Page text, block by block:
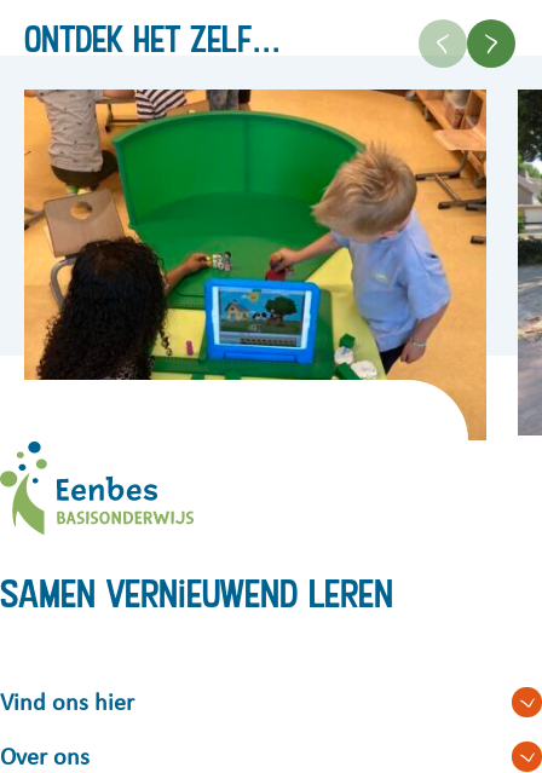
Ontdek het zelf...
Samen vernieuwend leren
Vind ons hier
Over ons